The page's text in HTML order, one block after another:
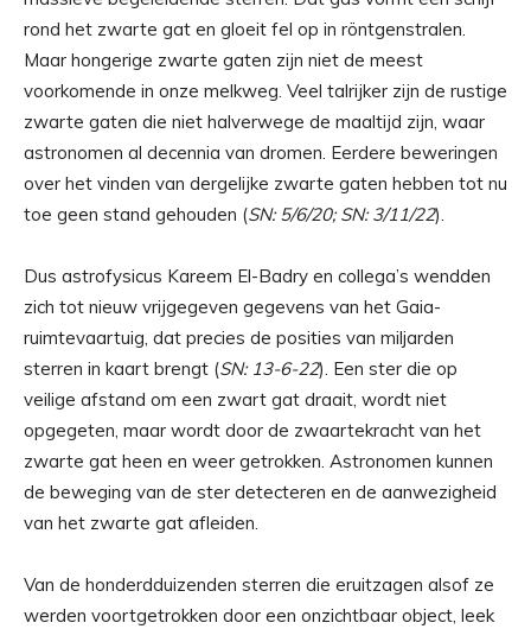
rond het zwarte gat en gloeit fel op in röntgenstralen.
Maar hongerige zwarte gaten zijn niet de meest
voorkomende in onze melkweg. Veel talrijker zijn de rustige
zwarte gaten die niet halverwege de maaltijd zijn, waar
astronomen al decennia van dromen. Eerdere beweringen
over het vinden van dergelijke zwarte gaten hebben tot nu
toe geen stand gehouden (SN: 5/6/20; SN: 3/11/22).
Dus astrofysicus Kareem El-Badry en collega’s wendden
zich tot nieuw vrijgegeven gegevens van het Gaia-
ruimtevaartuig, dat precies de posities van miljarden
sterren in kaart brengt (SN: 13-6-22). Een ster die op
veilige afstand om een ​​zwart gat draait, wordt niet
opgegeten, maar wordt door de zwaartekracht van het
zwarte gat heen en weer getrokken. Astronomen kunnen
de beweging van de ster detecteren en de aanwezigheid
van het zwarte gat afleiden.
Van de honderdduizenden sterren die eruitzagen alsof ze
werden voortgetrokken door een onzichtbaar object, leek